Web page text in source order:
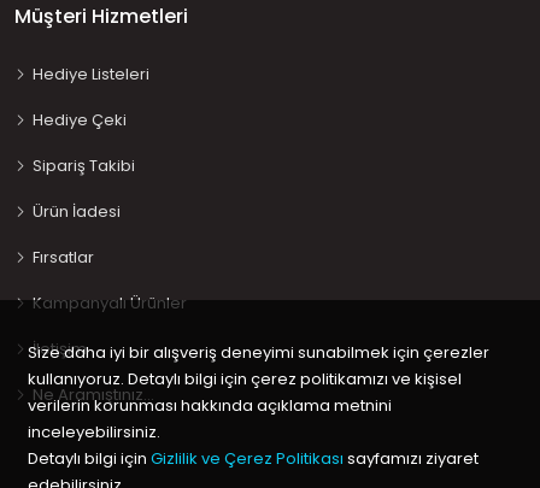
Müşteri Hizmetleri
Hediye Listeleri
Hediye Çeki
Sipariş Takibi
Ürün İadesi
Fırsatlar
Kampanyalı Ürünler
İletişim
Ne Aramıştınız…
Size daha iyi bir alışveriş deneyimi sunabilmek için çerezler
kullanıyoruz. Detaylı bilgi için çerez politikamızı ve kişisel
verilerin korunması hakkında açıklama metnini
inceleyebilirsiniz.
Detaylı bilgi için Gizlilik ve Çerez Politikası sayfamızı ziyaret